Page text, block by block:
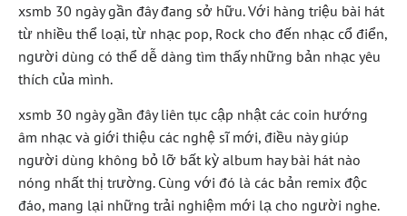
xsmb 30 ngày gần đây đang sở hữu. Với hàng triệu bài hát
từ nhiều thể loại, từ nhạc pop, Rock cho đến nhạc cổ điển,
người dùng có thể dễ dàng tìm thấy những bản nhạc yêu
thích của mình.
xsmb 30 ngày gần đây liên tục cập nhật các coin hướng
âm nhạc và giới thiệu các nghệ sĩ mới, điều này giúp
người dùng không bỏ lỡ bất kỳ album hay bài hát nào
nóng nhất thị trường. Cùng với đó là các bản remix độc
đáo, mang lại những trải nghiệm mới lạ cho người nghe.